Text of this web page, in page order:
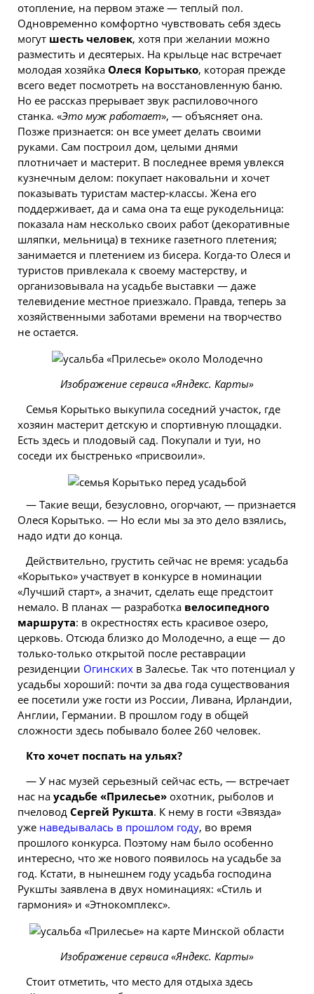
отопление, на первом этаже — теплый пол.
Одновременно комфортно чувствовать себя здесь
могут шесть человек, хотя при желании можно
разместить и десятерых. На крыльце нас встречает
молодая хозяйка Олеся Корытько, которая прежде
всего ведет посмотреть на восстановленную баню.
Но ее рассказ прерывает звук распиловочного
станка. «Это муж работает», — объясняет она.
Позже признается: он все умеет делать своими
руками. Сам построил дом, целыми днями
плотничает и мастерит. В последнее время увлекся
кузнечным делом: покупает наковальни и хочет
показывать туристам мастер-классы. Жена его
поддерживает, да и сама она та еще рукодельница:
показала нам несколько своих работ (декоративные
шляпки, мельница) в технике газетного плетения;
занимается и плетением из бисера. Когда-то Олеся и
туристов привлекала к своему мастерству, и
организовывала на усадьбе выставки — даже
телевидение местное приезжало. Правда, теперь за
хозяйственными заботами времени на творчество
не остается.
Изображение сервиса «Яндекс. Карты»
Семья Корытько выкупила соседний участок, где
хозяин мастерит детскую и спортивную площадки.
Есть здесь и плодовый сад. Покупали и туи, но
соседи их быстренько «присвоили».
— Такие вещи, безусловно, огорчают, — признается
Олеся Корытько. — Но если мы за это дело взялись,
надо идти до конца.
Действительно, грустить сейчас не время: усадьба
«Корытько» участвует в конкурсе в номинации
«Лучший старт», а значит, сделать еще предстоит
немало. В планах — разработка велосипедного
маршрута: в окрестностях есть красивое озеро,
церковь. Отсюда близко до Молодечно, а еще — до
только-только открытой после реставрации
резиденции Огинских в Залесье. Так что потенциал у
усадьбы хороший: почти за два года существования
ее посетили уже гости из России, Ливана, Ирландии,
Англии, Германии. В прошлом году в общей
сложности здесь побывало более 260 человек.
Кто хочет поспать на ульях?
— У нас музей серьезный сейчас есть, — встречает
нас на усадьбе «Прилесье» охотник, рыболов и
пчеловод Сергей Рукшта. К нему в гости «Звязда»
уже наведывалась в прошлом году, во время
прошлого конкурса. Поэтому нам было особенно
интересно, что же нового появилось на усадьбе за
год. Кстати, в нынешнем году усадьба господина
Рукшты заявлена в двух номинациях: «Стиль и
гармония» и «Этнокомплекс».
Изображение сервиса «Яндекс. Карты»
Стоит отметить, что место для отдыха здесь